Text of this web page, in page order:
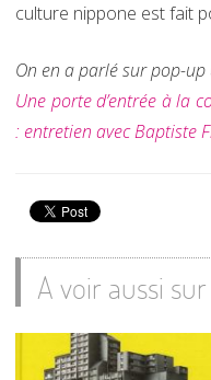
culture nippone est fait
On en a parlé sur pop-
Une porte d’entrée à la
: entretien avec Baptiste
A voir aussi